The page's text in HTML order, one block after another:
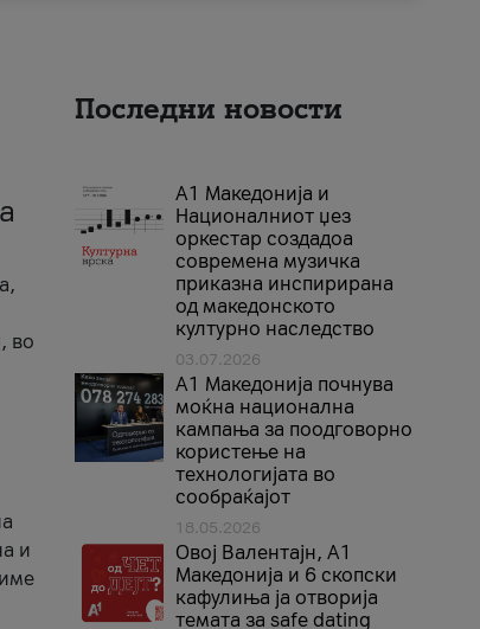
во
и
Последни новости
А1 Македонија и
Националниот џез
оркестар создадоа
современа музичка
приказна инспирирана
од македонското
културно наследство
03.07.2026
A1 Македонија почнува
моќна национална
кампања за поодговорно
користење на
технологијата во
сообраќајот
18.05.2026
Овој Валентајн, A1
Македонија и 6 скопски
кафулиња ја отворија
темата за safe dating